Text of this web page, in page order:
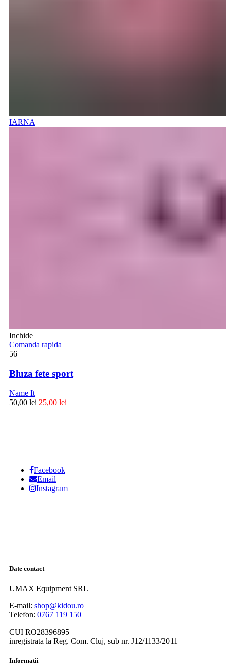
IARNA
Inchide
Comanda rapida
56
Bluza fete sport
Name It
50,00lei 25,00 lei
Facebook
Email
Instagram
Date contact
UMAX Equipment SRL
E-mail: shop@kidou.ro
Telefon: 0767 119 150
CUI RO28396895
inregistrata la Reg. Com. Cluj, sub nr. J12/1133/2011
Informatii